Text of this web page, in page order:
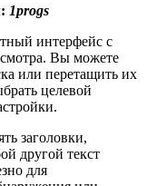
1progs
интерфейс с
Вы можете
или перетащить их
целевой
заголовки,
другой текст
для